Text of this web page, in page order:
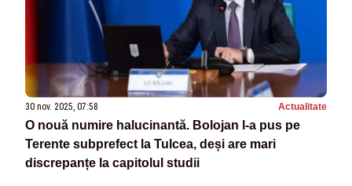
30 nov. 2025, 07:58 Actualitate
O nouă numire halucinantă. Bolojan l-a pus pe
Terente subprefect la Tulcea, deși are mari
discrepanțe la capitolul studii